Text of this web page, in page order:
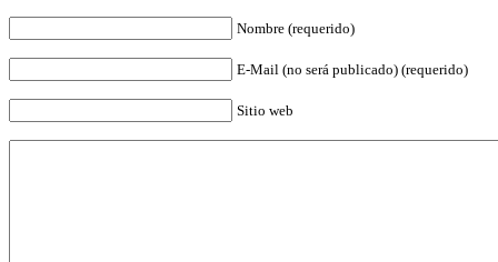
Nombre (requerido)
E-Mail (no será publicado) (requerido)
Sitio web